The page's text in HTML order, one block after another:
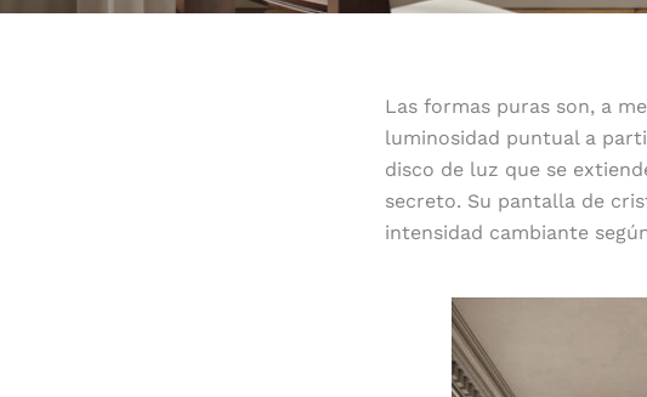
Las formas puras son, a
luminosidad puntual a
disco de luz que se
secreto. Su pantalla de
intensidad cambiante